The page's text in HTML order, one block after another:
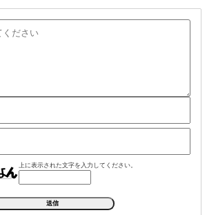
上に表示された文字を入力してください。